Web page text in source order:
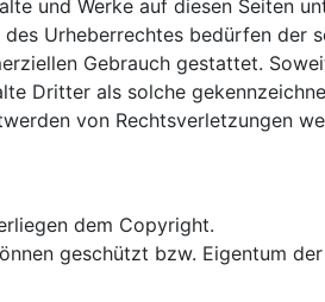
und Werke auf diesen Seiten
Urheberrechtes bedürfen
Gebrauch gestattet.
Dritter als solche
von Rechtsverletzungen
dem Copyright.
geschützt bzw. Eigentum